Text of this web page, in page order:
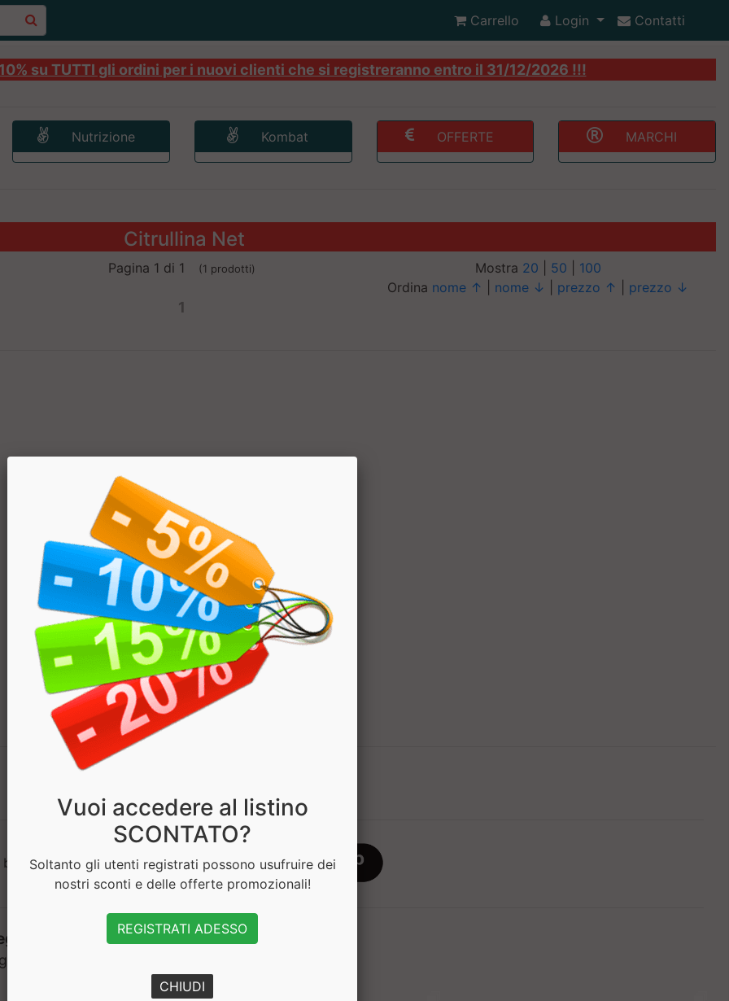
Carrello Login Contatti
su TUTTI gli ordini per i nuovi clienti che si registreranno entro il 31/12/2026 !!!
Nutrizione Kombat OFFERTE MARCHI
Citrullina Net
Pagina 1 di 1 (1 prodotti)
1
Mostra 20 50
100
Ordina nome ↑ nome ↓ prezzo ↑ prezzo ↓
bisogno di aiuto? Chatta con noi
Vuoi accedere al listino
SCONTATO?
Soltanto gli utenti registrati possono usufruire dei
nostri sconti e delle offerte promozionali!
REGISTRATI ADESSO
CHIUDI